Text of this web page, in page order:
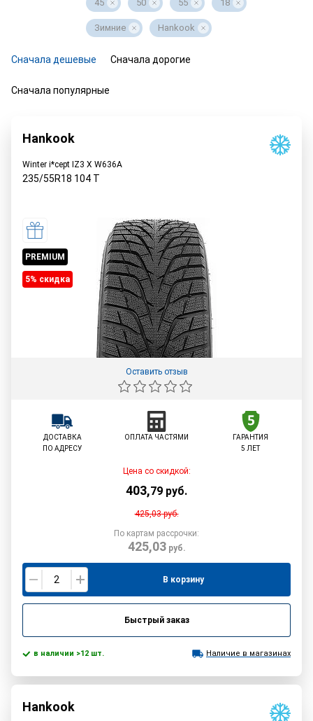
45 50 55 18
Зимние Hankook
Сначала дешевые Сначала дорогие
Сначала популярные
Hankook
Winter i*cept IZ3 X W636A
235/55R18 104 T
PREMIUM
5% cкидка
Оставить отзыв
ДОСТАВКА
ПО АДРЕСУ
ОПЛАТА ЧАСТЯМИ
ГАРАНТИЯ
5 ЛЕТ
Цена со скидкой:
403,79 руб.
425,03руб.
По картам рассрочки:
425,03руб.
В корзину
Быстрый заказ
в наличии >12 шт. Наличие в магазинах
Hankook